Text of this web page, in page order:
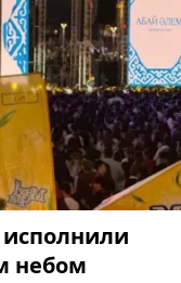
небом